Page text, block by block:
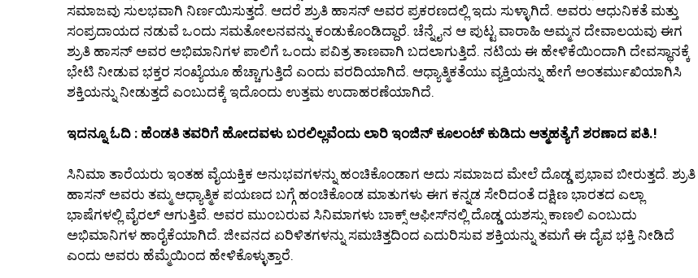
ಸಮಾಜವು ಸುಲಭವಾಗಿ ನಿರ್ಣಯಿಸುತ್ತದೆ. ಆದರೆ ಶ್ರುತಿ ಹಾಸನ್ ಅವರ ಪ್ರಕರಣದಲ್ಲಿ ಇದು ಸುಳ್ಳಾಗಿದೆ. ಅವರು ಆಧುನಿಕತೆ ಮತ್ತು
ಸಂಪ್ರದಾಯದ ನಡುವೆ ಒಂದು ಸಮತೋಲನವನ್ನು ಕಂಡುಕೊಂಡಿದ್ದಾರೆ. ಚೆನ್ನೈನ ಆ ಪುಟ್ಟ ವಾರಾಹಿ ಅಮ್ಮನ ದೇವಾಲಯವು ಈಗ
ಶ್ರುತಿ ಹಾಸನ್ ಅವರ ಅಭಿಮಾನಿಗಳ ಪಾಲಿಗೆ ಒಂದು ಪವಿತ್ರ ತಾಣವಾಗಿ ಬದಲಾಗುತ್ತಿದೆ. ನಟಿಯ ಈ ಹೇಳಿಕೆಯಿಂದಾಗಿ ದೇವಸ್ಥಾನಕ್ಕೆ
ಭೇಟಿ ನೀಡುವ ಭಕ್ತರ ಸಂಖ್ಯೆಯೂ ಹೆಚ್ಚಾಗುತ್ತಿದೆ ಎಂದು ವರದಿಯಾಗಿದೆ. ಆಧ್ಯಾತ್ಮಿಕತೆಯು ವ್ಯಕ್ತಿಯನ್ನು ಹೇಗೆ ಅಂತರ್ಮುಖಿಯಾಗಿಸಿ
ಶಕ್ತಿಯನ್ನು ನೀಡುತ್ತದೆ ಎಂಬುದಕ್ಕೆ ಇದೊಂದು ಉತ್ತಮ ಉದಾಹರಣೆಯಾಗಿದೆ.
ಇದನ್ನೂ ಓದಿ : ಹೆಂಡತಿ ತವರಿಗೆ ಹೋದವಳು ಬರಲಿಲ್ಲವೆಂದು ಲಾರಿ ಇಂಜಿನ್ ಕೂಲಂಟ್ ಕುಡಿದು ಆತ್ಮಹತ್ಯೆಗೆ ಶರಣಾದ ಪತಿ.!
ಸಿನಿಮಾ ತಾರೆಯರು ಇಂತಹ ವೈಯಕ್ತಿಕ ಅನುಭವಗಳನ್ನು ಹಂಚಿಕೊಂಡಾಗ ಅದು ಸಮಾಜದ ಮೇಲೆ ದೊಡ್ಡ ಪ್ರಭಾವ ಬೀರುತ್ತದೆ. ಶ್ರುತಿ
ಹಾಸನ್ ಅವರು ತಮ್ಮ ಆಧ್ಯಾತ್ಮಿಕ ಪಯಣದ ಬಗ್ಗೆ ಹಂಚಿಕೊಂಡ ಮಾತುಗಳು ಈಗ ಕನ್ನಡ ಸೇರಿದಂತೆ ದಕ್ಷಿಣ ಭಾರತದ ಎಲ್ಲಾ
ಭಾಷೆಗಳಲ್ಲಿ ವೈರಲ್ ಆಗುತ್ತಿವೆ. ಅವರ ಮುಂಬರುವ ಸಿನಿಮಾಗಳು ಬಾಕ್ಸ್ ಆಫೀಸ್‌ನಲ್ಲಿ ದೊಡ್ಡ ಯಶಸ್ಸು ಕಾಣಲಿ ಎಂಬುದು
ಅಭಿಮಾನಿಗಳ ಹಾರೈಕೆಯಾಗಿದೆ. ಜೀವನದ ಏರಿಳಿತಗಳನ್ನು ಸಮಚಿತ್ತದಿಂದ ಎದುರಿಸುವ ಶಕ್ತಿಯನ್ನು ತಮಗೆ ಈ ದೈವ ಭಕ್ತಿ ನೀಡಿದೆ
ಎಂದು ಅವರು ಹೆಮ್ಮೆಯಿಂದ ಹೇಳಿಕೊಳ್ಳುತ್ತಾರೆ.